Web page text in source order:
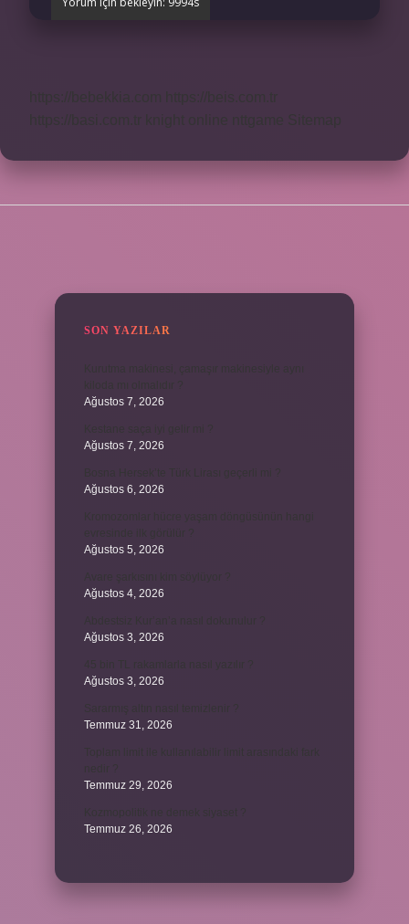
SON YAZILAR
Ağustos 7, 2026
Ağustos 7, 2026
Ağustos 6, 2026
Ağustos 5, 2026
Ağustos 4, 2026
Ağustos 3, 2026
Ağustos 3, 2026
Temmuz 31, 2026
Temmuz 29, 2026
Temmuz 26, 2026